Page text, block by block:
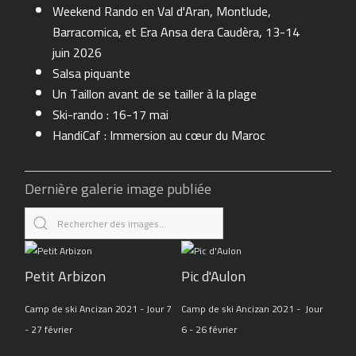
Weekend Rando en Val d'Aran, Montlude,
Barracomica, et Era Ansa dera Caudèra, 13-14
juin 2026
Salsa piquante
Un Taillon avant de se tailler à la plage
Ski-rando : 16-17 mai
HandiCaf : Immersion au cœur du Maroc
Dernière galerie image publiée
Petit Arbizon
Camp de ski Ancizan 2021 - Jour 7
- 27 février
Pic d'Aulon
Camp de ski Ancizan 2021 - Jour
6 - 26 février